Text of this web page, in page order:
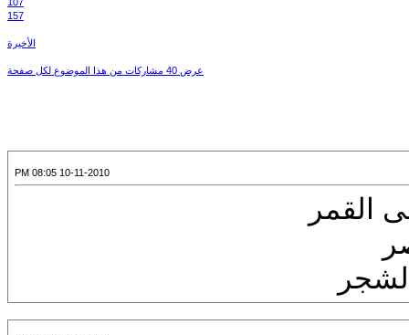
157
الأخيرة
عرض 40 مشاركات من هذا الموضوع لكل صفحة
10-11-2010 08:05 PM
القمر